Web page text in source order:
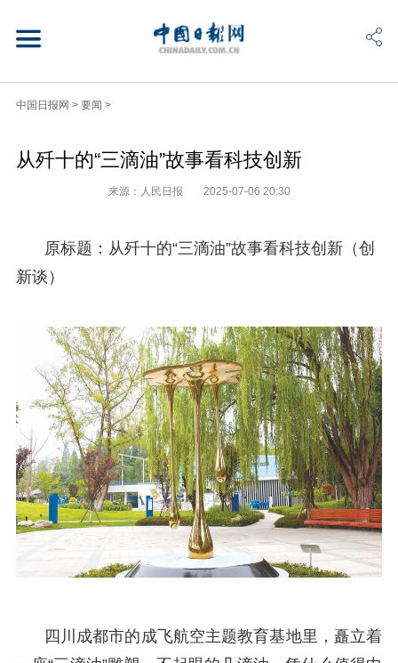
中国日报网 > 要闻 >
从歼十的“三滴油”故事看科技创新
来源：人民日报 2025-07-06 20:30
原标题：从歼十的“三滴油”故事看科技创新（创
新谈）
四川成都市的成飞航空主题教育基地里，矗立着